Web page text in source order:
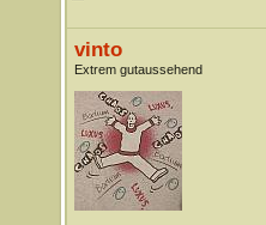
vinto
Extrem gutaussehend